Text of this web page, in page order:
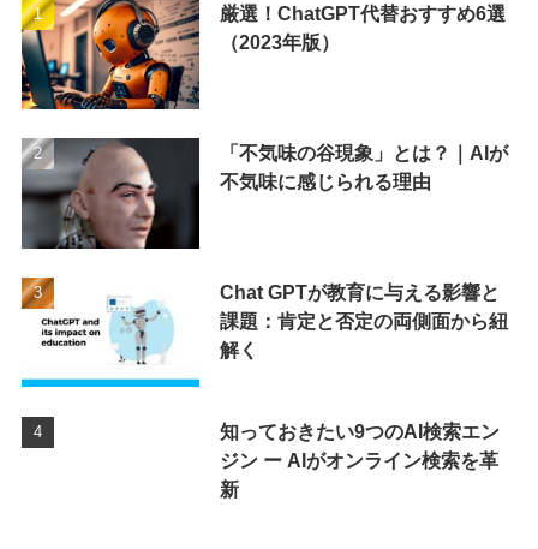
厳選！ChatGPT代替おすすめ6選
（2023年版）
「不気味の谷現象」とは？｜AIが
不気味に感じられる理由
Chat GPTが教育に与える影響と
課題：肯定と否定の両側面から紐
解く
知っておきたい9つのAI検索エン
ジン ー AIがオンライン検索を革
新